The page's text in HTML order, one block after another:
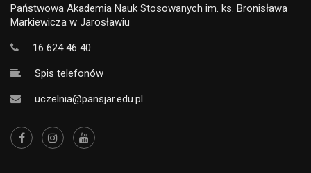
Państwowa Akademia Nauk Stosowanych im. ks. Bronisława
Markiewicza w Jarosławiu
16 624 46 40
Spis telefonów
uczelnia@pansjar.edu.pl